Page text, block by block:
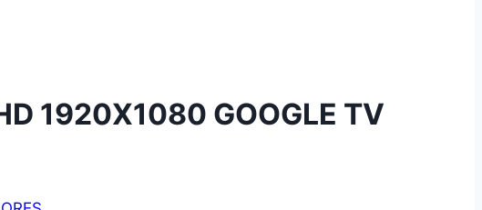
1920X1080 GOOGLE TV